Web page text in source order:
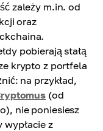
zależy m.in. od
oraz
pobierają stałą
krypto z portfela
na przykład,
(od
nie poniesiesz
z